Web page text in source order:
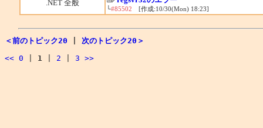
.NET 全般
└#85502 [作成:10/30(Mon) 18:23]
＜前のトピック20
次のトピック20＞
<< 0 1 2 3 >>